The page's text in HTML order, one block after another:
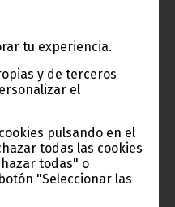
tu experiencia.
y de terceros
el
pulsando en el
todas las cookies
todas" o
"Seleccionar las
Guinea
ahora